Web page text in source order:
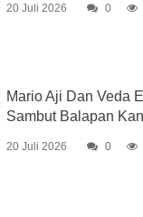
20 Juli 2026 0
Mario Aji Dan Veda
Sambut Balapan
20 Juli 2026 0